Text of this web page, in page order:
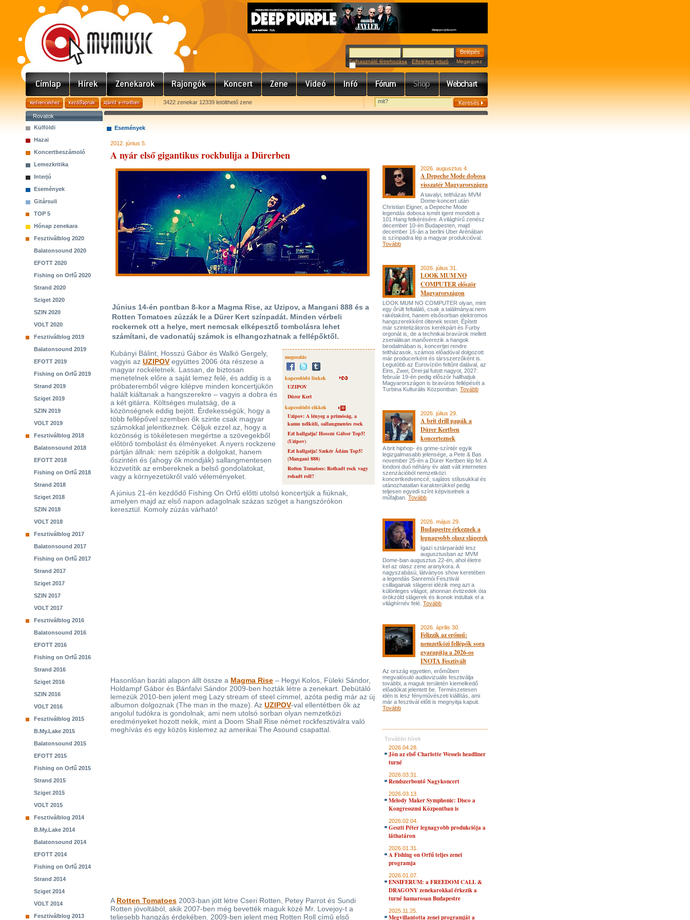
Felhasználó létrehozása Elfelejtett jelszó Megjegyez
3422 zenekar 12339 letölthető zene
Rovatok
Külföldi
Hazai
Koncertbeszámoló
Lemezkritika
Interjú
Események
Gitársuli
TOP 5
Hónap zenekara
Fesztiválblog 2020
Balatonsound 2020
EFOTT 2020
Fishing on Orfű 2020
Strand 2020
Sziget 2020
SZIN 2020
VOLT 2020
Fesztiválblog 2019
Balatonsound 2019
EFOTT 2019
Fishing on Orfű 2019
Strand 2019
Sziget 2019
SZIN 2019
VOLT 2019
Fesztiválblog 2018
Balatonsound 2018
EFOTT 2018
Fishing on Orfű 2018
Strand 2018
Sziget 2018
SZIN 2018
VOLT 2018
Fesztiválblog 2017
Balatonsound 2017
Fishing on Orfű 2017
Strand 2017
Sziget 2017
SZIN 2017
VOLT 2017
Fesztiválblog 2016
Balatonsound 2016
EFOTT 2016
Fishing on Orfű 2016
Strand 2016
Sziget 2016
SZIN 2016
VOLT 2016
Fesztiválblog 2015
B.My.Lake 2015
Balatonsound 2015
EFOTT 2015
Fishing on Orfű 2015
Strand 2015
Sziget 2015
VOLT 2015
Fesztiválblog 2014
B.My.Lake 2014
Balatonsound 2014
EFOTT 2014
Fishing on Orfű 2014
Strand 2014
Sziget 2014
VOLT 2014
Fesztiválblog 2013
Események
2012. június 5.
A nyár első gigantikus rockbulija a Dürerben
Június 14-én pontban 8-kor a Magma Rise, az Uzipov, a Mangani 888 és a
Rotten Tomatoes zúzzák le a Dürer Kert színpadát. Minden vérbeli
rockernek ott a helye, mert nemcsak elképesztő tombolásra lehet
számítani, de vadonatúj számok is elhangozhatnak a fellépőktől.
megosztás
kapcsolódó linkek
UZIPOV
Dürer Kert
kapcsolódó cikkek
Uzipov: A lényeg a primóság, a
kamu nélküli, sallangmentes rock
Ezt hallgatja! Hosszú Gábor Top5!
(Uzipov)
Ezt hallgatja! Szekér Ádám Top5!
(Mangani 888)
Rotten Tomatoes: Rothadt rock vagy
rohadt roll?
Kubányi Bálint, Hosszú Gábor és Walkó Gergely,
vagyis az UZIPOV együttes 2006 óta részese a
magyar rockéletnek. Lassan, de biztosan
menetelnek előre a saját lemez felé, és addig is a
próbateremből végre kilépve minden koncertjükön
halált kiáltanak a hangszerekre – vagyis a dobra és
a két gitárra. Költséges mulatság, de a
közönségnek eddig bejött. Érdekességük, hogy a
több fellépővel szemben ők szinte csak magyar
számokkal jelentkeznek. Céljuk ezzel az, hogy a
közönség is tökéletesen megértse a szövegekből
előtörő tombolást és élményeket. A nyers rockzene
pártján állnak: nem szépítik a dolgokat, hanem
őszintén és (ahogy ők mondják) sallangmentesen
közvetítik az embereknek a belső gondolatokat,
vagy a környezetükről való véleményeket.
A június 21-én kezdődő Fishing On Orfű előtti utolsó koncertjük a fiúknak,
amelyen majd az első napon adagolnak százas szöget a hangszórókon
keresztül. Komoly zúzás várható!
Hasonlóan baráti alapon állt össze a Magma Rise – Hegyi Kolos, Füleki Sándor,
Holdampf Gábor és Bánfalvi Sándor 2009-ben hozták létre a zenekart. Debütáló
lemezük 2010-ben jelent meg Lazy stream of steel címmel, azóta pedig már az új
albumon dolgoznak (The man in the maze). Az UZIPOV-val ellentétben ők az
angolul tudókra is gondolnak, ami nem utolsó sorban olyan nemzetközi
eredményeket hozott nekik, mint a Doom Shall Rise német rockfesztiválra való
meghívás és egy közös kislemez az amerikai The Asound csapattal.
A Rotten Tomatoes 2003-ban jött létre Cseri Rotten, Petey Parrot és Sundi
Rotten jóvoltából, akik 2007-ben még bevették maguk közé Mr. Lovejoy-t a
teljesebb hangzás érdekében. 2009-ben jelent meg Rotten Roll című első
2026. augusztus 4.
A Depeche Mode dobosa
visszatér Magyarországra
A tavalyi, teltházas MVM
Dome-koncert után
Christian Eigner, a Depeche Mode
legendás dobosa ismét igent mondott a
101 Hang felkérésére. A világhírű zenész
december 10-én Budapesten, majd
december 16-án a berlini Uber Arénában
is színpadra lép a magyar produkcióval.
Tovább
2026. július 31.
LOOK MUM NO
COMPUTER először
Magyarországon
LOOK MUM NO COMPUTER olyan, mint
egy őrült feltaláló, csak a találmányai nem
rakétaként, hanem elsősorban elektromos
hangszerekként öltenek testet. Épített
már szintetizátoros kerékpárt és Furby
orgonát is, de a technikai bravúrok mellett
zseniálisan manőverezik a hangok
birodalmában is, koncertjei rendre
teltházasok, számos előadóval dolgozott
már producerként és társszerzőként is.
Legutóbb az Eurovízión feltűnt dalával, az
Eins, Zwei, Drei-jal futott nagyot, 2027.
február 19-én pedig először hallhatjuk
Magyarországon is bravúros fellépését a
Turbina Kulturális Központban. Tovább
2026. július 29.
A brit drill papák a
Dürer Kertben
koncerteznek
A brit hiphop- és grime-színtér egyik
legizgalmasabb jelensége, a Pete & Bas
november 25-én a Dürer Kertben lép fel. A
londoni duó néhány év alatt vált internetes
szenzációból nemzetközi
koncertkedvenccé, sajátos stílusukkal és
utánozhatatlan karakterükkel pedig
teljesen egyedi színt képviselnek a
műfajban. Tovább
2026. május 29.
Budapestre érkeznek a
legnagyobb olasz slágerek
Igazi sztárparádé lesz
augusztusban az MVM
Dome-ban augusztus 22-én, ahol életre
kel az olasz zene aranykora. A
nagyszabású, látványos show keretében
a legendás Sanremói Fesztivál
csillagainak slágerei idézik meg azt a
különleges világot, ahonnan évtizedek óta
örökzöld slágerek és ikonok indultak el a
világhírnév felé. Tovább
2026. április 30.
Felizzik az erőmű:
nemzetközi fellépők sora
gyarapítja a 2026-os
INOTA Fesztivált
Az ország egyetlen, erőműben
megvalósuló audiovizuális fesztiválja
további, a maguk területén kiemelkedő
előadókat jelentett be. Természetesen
idén is lesz fényművészeti kiállítás, ami
már a fesztivál előtt is megnyitja kapuit.
Tovább
További hírek
2026.04.28.
Jön az első Charlotte Wessels headliner
turné
2026.03.31.
Rendszerbontó Nagykoncert
2026.03.13.
Melody Maker Symphonic: Disco a
Kongresszusi Központban is
2026.02.04.
Geszti Péter legnagyobb produkciója a
láthatáron
2026.01.31.
A Fishing on Orfű teljes zenei
programja
2026.01.07.
ENSIFERUM: a FREEDOM CALL &
DRAGONY zenekarokkal érkezik a
turné hamarosan Budapestre
2025.11.25.
Megvillantotta zenei programját a